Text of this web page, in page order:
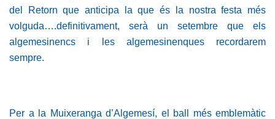
del Retorn que anticipa la que és la nostra festa més
volguda….definitivament, serà un setembre que els
algemesinencs i les algemesinenques recordarem
sempre.
Per a la Muixeranga d’Algemesí, el ball més emblemàtic